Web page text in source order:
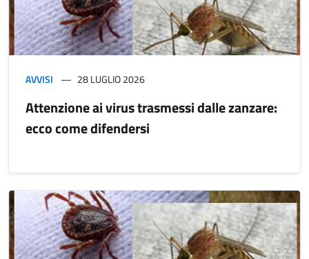
AVVISI 28 LUGLIO 2026
Attenzione ai virus trasmessi dalle zanzare:
ecco come difendersi